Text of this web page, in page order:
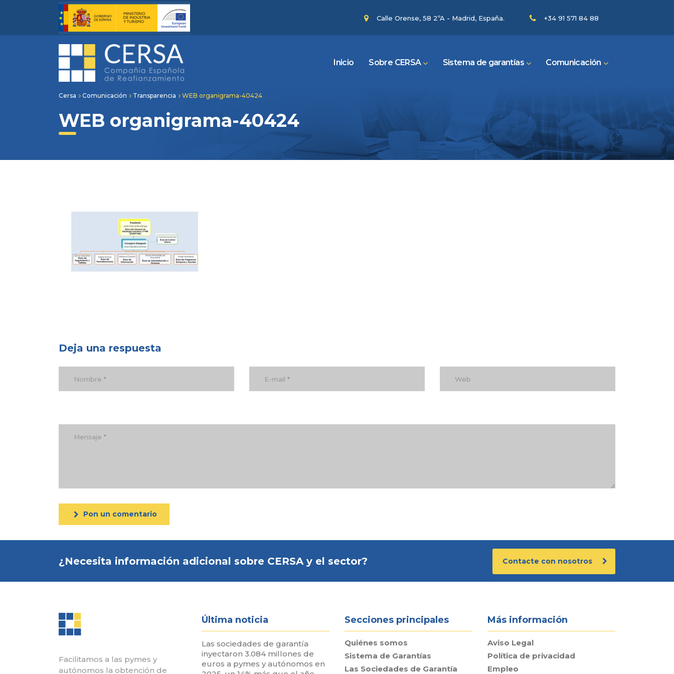
Calle Orense, 58 2ºA - Madrid, España. +34 91 571 84 88
Inicio Sobre CERSA Sistema de garantías Comunicación
Cersa Comunicación Transparencia WEB organigrama-40424
WEB organigrama-40424
Deja una respuesta
Pon un comentario
¿Necesita información adicional sobre CERSA y el sector? Contacte con nosotros
Facilitamos a las pymes y
autónomos la obtención de
Última noticia
Las sociedades de garantía
inyectaron 3.084 millones de
euros a pymes y autónomos en
Secciones principales
Quiénes somos
Sistema de Garantías
Las Sociedades de Garantía
Más información
Aviso Legal
Política de privacidad
Empleo